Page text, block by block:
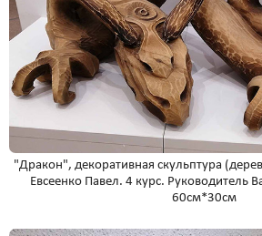
"Дракон", декоративная скульптура
Евсеенко Павел. 4 курс. Руководитель
60см*30см